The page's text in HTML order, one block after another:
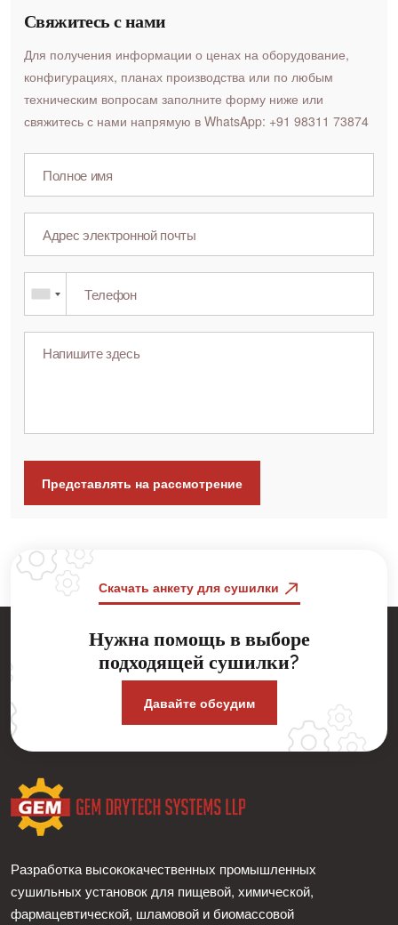
Свяжитесь с нами
Для получения информации о ценах на оборудование,
конфигурациях, планах производства или по любым
техническим вопросам заполните форму ниже или
свяжитесь с нами напрямую в WhatsApp: +91 98311 73874
Скачать анкету для сушилки
Нужна помощь в выборе
подходящей сушилки?
Давайте обсудим
Разработка высококачественных промышленных
сушильных установок для пищевой, химической,
фармацевтической, шламовой и биомассовой